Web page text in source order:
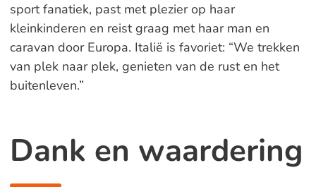
sport fanatiek, past met plezier op haar
kleinkinderen en reist graag met haar man en
caravan door Europa. Italië is favoriet: “We trekken
van plek naar plek, genieten van de rust en het
buitenleven.”
Dank en waardering